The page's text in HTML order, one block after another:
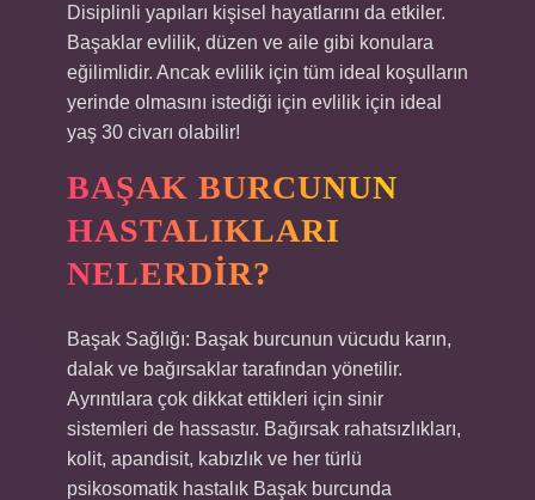
Disiplinli yapıları kişisel hayatlarını da etkiler.
Başaklar evlilik, düzen ve aile gibi konulara
eğilimlidir. Ancak evlilik için tüm ideal koşulların
yerinde olmasını istediği için evlilik için ideal
yaş 30 civarı olabilir!
BAŞAK BURCUNUN
HASTALIKLARI
NELERDIR?
Başak Sağlığı: Başak burcunun vücudu karın,
dalak ve bağırsaklar tarafından yönetilir.
Ayrıntılara çok dikkat ettikleri için sinir
sistemleri de hassastır. Bağırsak rahatsızlıkları,
kolit, apandisit, kabızlık ve her türlü
psikosomatik hastalık Başak burcunda